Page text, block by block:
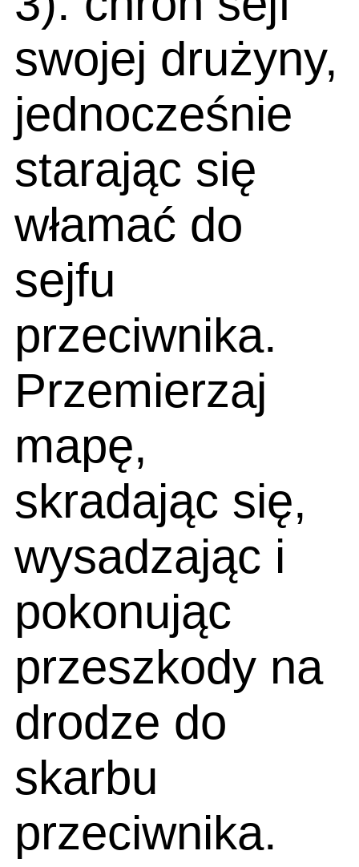
swojej drużyny,
jednocześnie
starając się
włamać do
sejfu
przeciwnika.
Przemierzaj
mapę,
skradając się,
wysadzając i
pokonując
przeszkody na
drodze do
skarbu
przeciwnika.